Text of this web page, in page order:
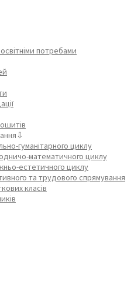
потребами
гуманітарного циклу
математичного циклу
естетичного циклу
та трудового спрямування
класів